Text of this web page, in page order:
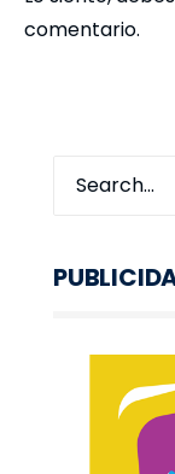
comentario.